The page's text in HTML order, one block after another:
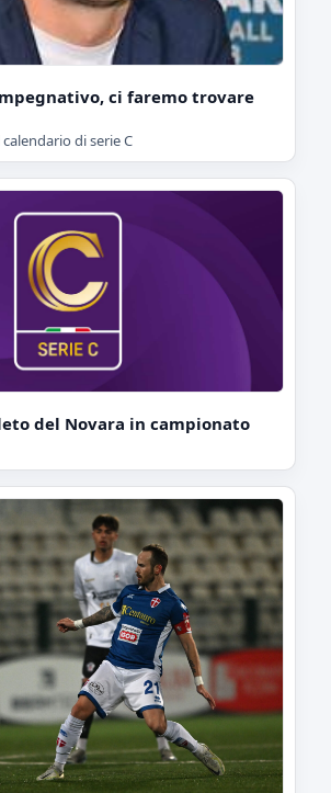
ci faremo trovare
di serie C
del Novara in campionato